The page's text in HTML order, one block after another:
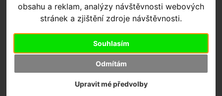
obsahu a reklam, analýzy návštěvnosti webových
stránek a zjištění zdroje návštěvnosti.
Souhlasím
Odmítám
Upravit mé předvolby
ZTRATILI
MAGENE L508 BIKE TAIL
LIGHT SADDLE BRACKET
Magene
Ano, v Olomouci